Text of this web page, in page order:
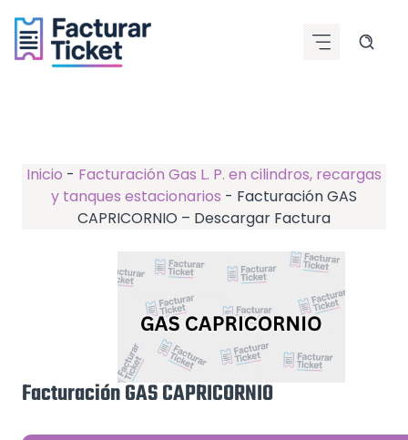
contenido
Inicio - Facturación Gas L. P. en cilindros, recargas
y tanques estacionarios - Facturación GAS
CAPRICORNIO – Descargar Factura
Facturación GAS CAPRICORNIO